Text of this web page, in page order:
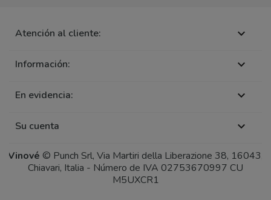
Atención al cliente: 
Información: 
En evidencia: 
Su cuenta 
Vinové © Punch Srl, Via Martiri della Liberazione 38, 16043,
Chiavari, Italia - Número de IVA 02753670997 CU
M5UXCR1